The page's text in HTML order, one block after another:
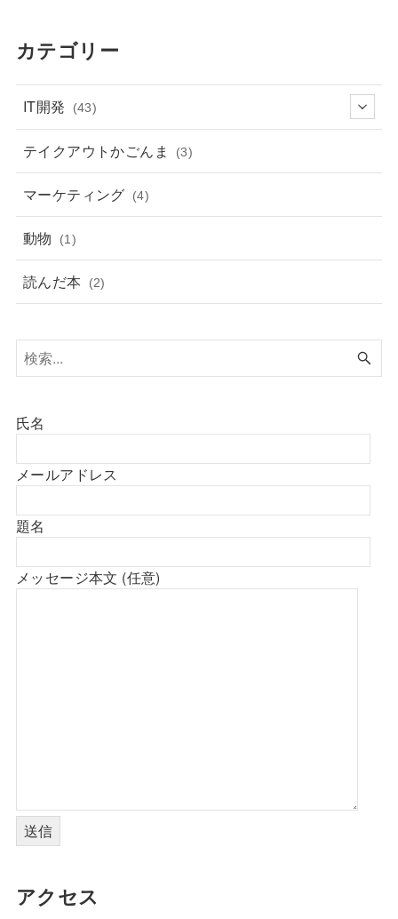
カテゴリー
IT開発 (43)
テイクアウトかごんま (3)
マーケティング (4)
動物 (1)
読んだ本 (2)
氏名
メールアドレス
題名
メッセージ本文 (任意)
アクセス